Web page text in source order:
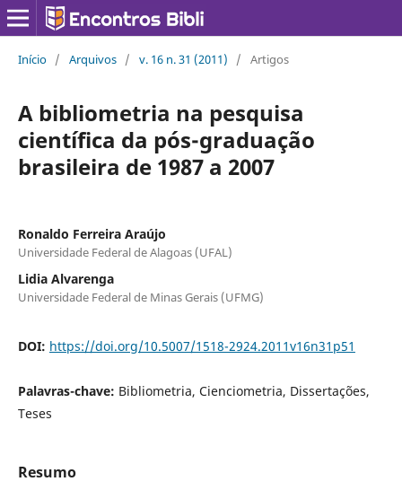
Início / Arquivos / v. 16 n. 31 (2011) / Artigos
A bibliometria na pesquisa
científica da pós-graduação
brasileira de 1987 a 2007
Ronaldo Ferreira Araújo
Universidade Federal de Alagoas (UFAL)
Lidia Alvarenga
Universidade Federal de Minas Gerais (UFMG)
DOI: https://doi.org/10.5007/1518-2924.2011v16n31p51
Palavras-chave: Bibliometria, Cienciometria, Dissertações,
Teses
Resumo